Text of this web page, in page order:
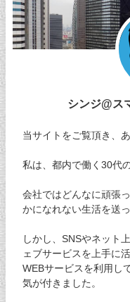
シンジ@ス
当サイトをご覧頂き、
私は、都内で働く30代
会社ではどんなに頑張
かになれない生活を送
しかし、SNSやネット
ェブサービスを上手に
WEBサービスを利用し
気が付きました。